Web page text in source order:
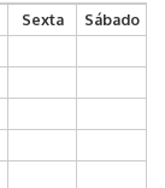
Sexta
Sábado